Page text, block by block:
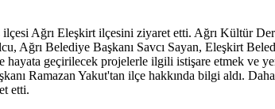
ilçesi Ağrı Eleşkirt ilçesini ziyaret etti. Ağrı Kültür
Ağrı Belediye Başkanı Savcı Sayan, Eleşkirt
hayata geçirilecek projelerle ilgili istişare etmek
Ramazan Yakut'tan ilçe hakkında bilgi aldı.
etti.